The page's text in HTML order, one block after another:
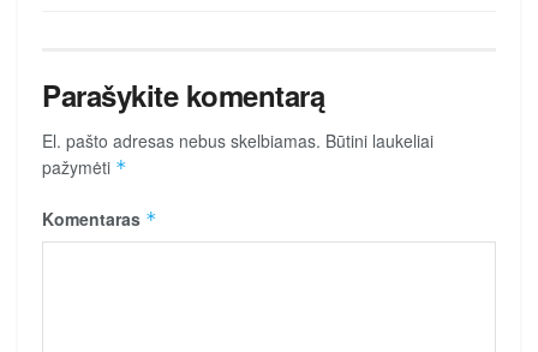
Parašykite komentarą
El. pašto adresas nebus skelbiamas. Būtini laukeliai
pažymėti *
Komentaras *